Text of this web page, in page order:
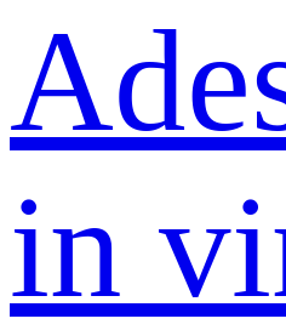
in